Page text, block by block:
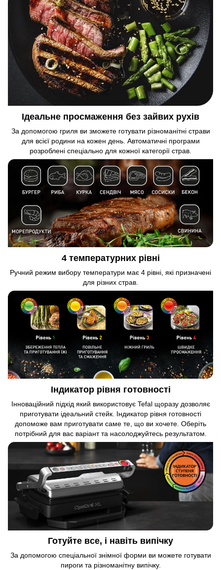
Ідеальне просмаження без зайвих рухів
За допомогою гриля ви зможете готувати різноманітні страви
для всієї родини на кожен день. Автоматичні програми
розроблені спеціально для кожної категорії страв.
4 температурних рівні
Ручний режим вибору температури має 4 рівні, які призначені
для різних страв.
Індикатор рівня готовності
Інноваційний підхід який використовує Tefal щоразу дозволяє
приготувати ідеальний стейк. Індикатор рівня готовності
допоможе вам приготувати саме те, що ви хочете. Оберіть
потрібний для вас варіант та насолоджуйтесь результатом.
Готуйте все, і навіть випічку
За допомогою спеціальної знімної форми ви можете готувати
пироги та різноманітну випічку.